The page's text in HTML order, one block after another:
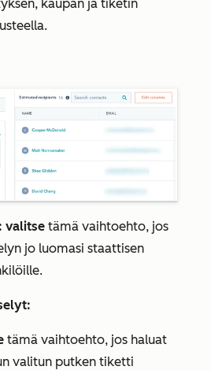
kaupan ja tiketin
valitse tämä vaihtoehto, jos
jo luomasi staattisen
tämä vaihtoehto, jos haluat
valitun putken tiketti